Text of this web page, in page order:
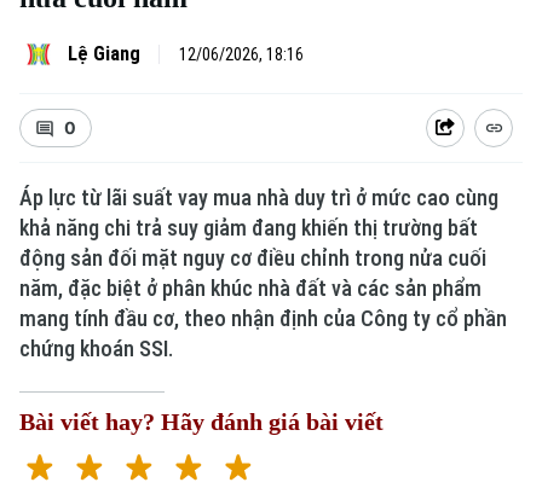
Lệ Giang 12/06/2026, 18:16
0
Áp lực từ lãi suất vay mua nhà duy trì ở mức cao cùng
khả năng chi trả suy giảm đang khiến thị trường bất
động sản đối mặt nguy cơ điều chỉnh trong nửa cuối
năm, đặc biệt ở phân khúc nhà đất và các sản phẩm
mang tính đầu cơ, theo nhận định của Công ty cổ phần
chứng khoán SSI.
Bài viết hay? Hãy đánh giá bài viết